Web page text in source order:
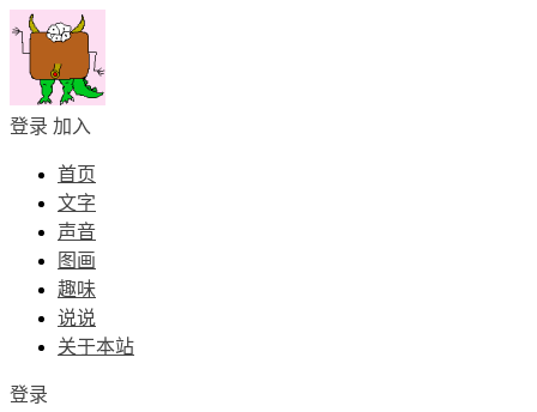
登录 加入
首页
文字
声音
图画
趣味
说说
关于本站
登录